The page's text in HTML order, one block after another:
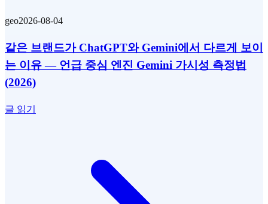
geo2026-08-04
같은 브랜드가 ChatGPT와 Gemini에서 다르게 보이
는 이유 — 언급 중심 엔진 Gemini 가시성 측정법
(2026)
글 읽기